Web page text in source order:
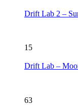
Drift Lab 2 –
15
Drift Lab –
63